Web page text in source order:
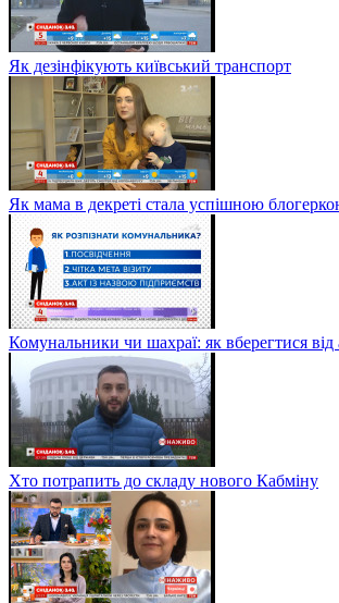
Як дезінфікують київський транспорт
Як мама в декреті стала успішною
Комунальники чи шахраї: як вберегтися від
Хто потрапить до складу нового Кабміну